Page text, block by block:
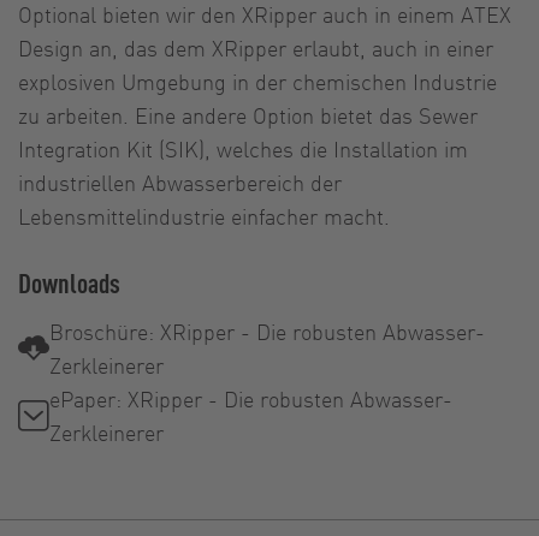
Optional bieten wir den XRipper auch in einem ATEX
Design an, das dem XRipper erlaubt, auch in einer
explosiven Umgebung in der chemischen Industrie
zu arbeiten. Eine andere Option bietet das Sewer
Integration Kit (SIK), welches die Installation im
industriellen Abwasserbereich der
Lebensmittelindustrie einfacher macht.
Downloads
Broschüre: XRipper - Die robusten Abwasser-
Zerkleinerer
ePaper: XRipper - Die robusten Abwasser-
Zerkleinerer